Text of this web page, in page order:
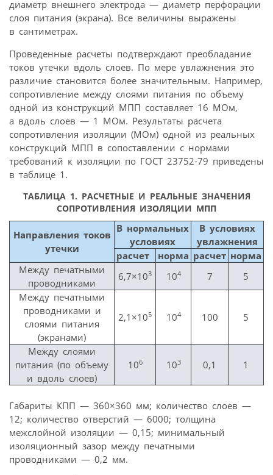
диаметр внешнего электрода — диаметр перфорации
слоя питания (экрана). Все величины выражены
в сантиметрах.
Проведенные расчеты подтверждают преобладание
токов утечки вдоль слоев. По мере увлажнения это
различие становится более значительным. Например,
сопротивление между слоями питания по объему
одной из конструкций МПП составляет 16 МОм,
а вдоль слоев — 1 МОм. Результаты расчета
сопротивления изоляции (МОм) одной из реальных
конструкций МПП в сопоставлении с нормами
требований к изоляции по ГОСТ 23752-79 приведены
в таблице 1.
ТАБЛИЦА 1. РАСЧЕТНЫЕ И РЕАЛЬНЫЕ ЗНАЧЕНИЯ
СОПРОТИВЛЕНИЯ ИЗОЛЯЦИИ МПП
Направления токов
утечки
В нормальных
условиях
В условиях
увлажнения
расчет
норма расчет норма
Между печатными
проводниками
6,7×103 104 7
5
Между печатными
проводниками и
слоями питания
(экранами)
2,1×105 104 100 5
Между слоями
питания (по объему
и вдоль слоев)
106 103 0,1 1
Габариты КПП — 360×360 мм; количество слоев —
12; количество отверстий — 6000; толщина
межслойной изоляции — 0,15; минимальный
изоляционный зазор между печатными
проводниками — 0,2 мм.